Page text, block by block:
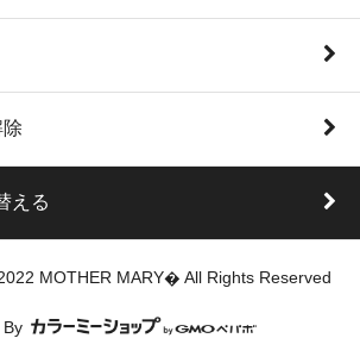
える
MOTHER MARY� All Rights Reserved
By